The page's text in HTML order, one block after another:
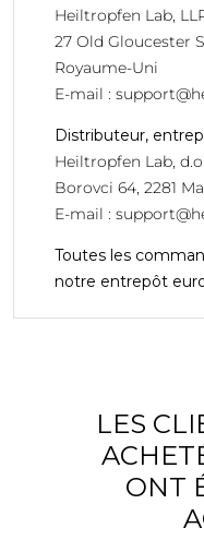
Heiltropfen Lab,
27 Old Gloucester
Royaume-Uni
E-mail :
Distributeur,
Heiltropfen Lab,
Borovci 64, 2281
E-mail :
Toutes les
notre entrepôt
LES
ONT